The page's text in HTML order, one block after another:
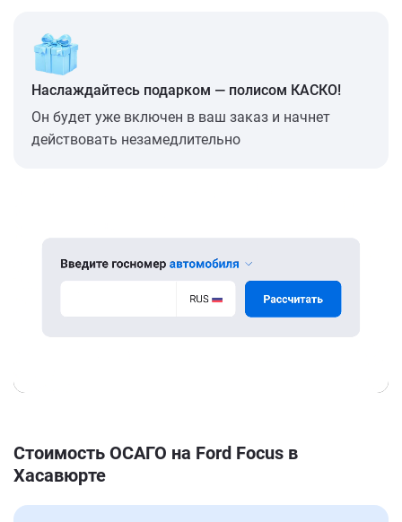
Наслаждайтесь подарком — полисом КАСКО!
Он будет уже включен в ваш заказ и начнет
действовать незамедлительно
Стоимость ОСАГО на Ford Focus в
Хасавюрте